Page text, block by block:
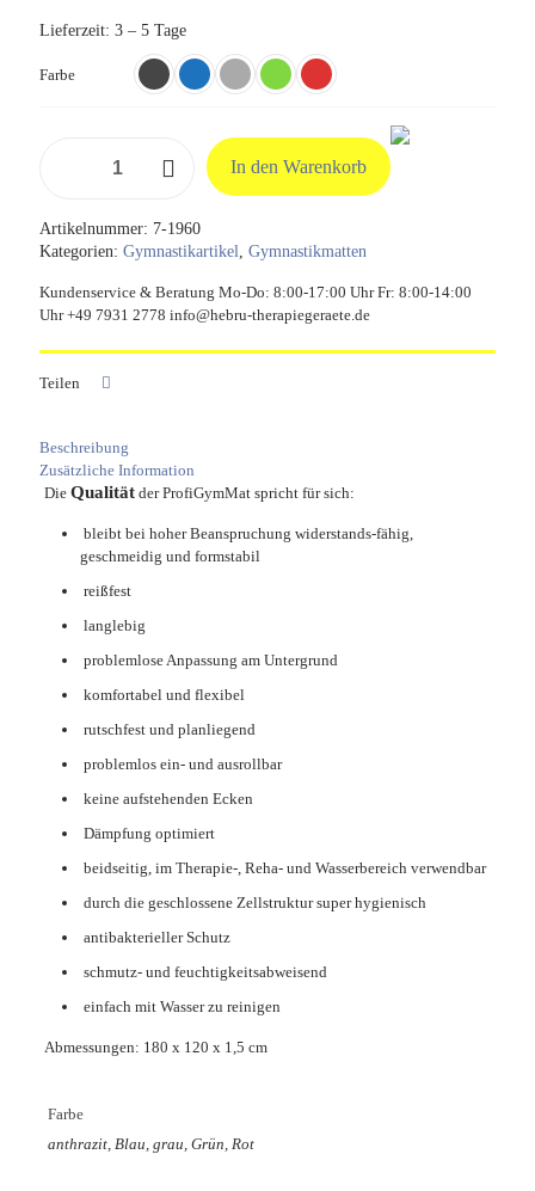
Lieferzeit: 3 – 5 Tage
Farbe
Gymnastikmatte
In den Warenkorb
Artikelnummer: 7-1960
Kategorien: Gymnastikartikel, Gymnastikmatten
Kundenservice & Beratung Mo-Do: 8:00-17:00 Uhr Fr: 8:00-14:00
Uhr +49 7931 2778 info@hebru-therapiegeraete.de
Teilen
Beschreibung
Zusätzliche Information
Die Qualitätder ProfiGymMat spricht für sich:
bleibt bei hoher Beanspruchung widerstands-fähig,
geschmeidig und formstabil
reißfest
langlebig
problemlose Anpassung am Untergrund
komfortabel und flexibel
rutschfest und planliegend
problemlos ein- und ausrollbar
keine aufstehenden Ecken
Dämpfung optimiert
beidseitig, im Therapie-, Reha- und Wasserbereich verwendbar
durch die geschlossene Zellstruktur super hygienisch
antibakterieller Schutz
schmutz- und feuchtigkeitsabweisend
einfach mit Wasser zu reinigen
Abmessungen: 180 x 120 x 1,5 cm
Farbe
anthrazit, Blau, grau, Grün, Rot